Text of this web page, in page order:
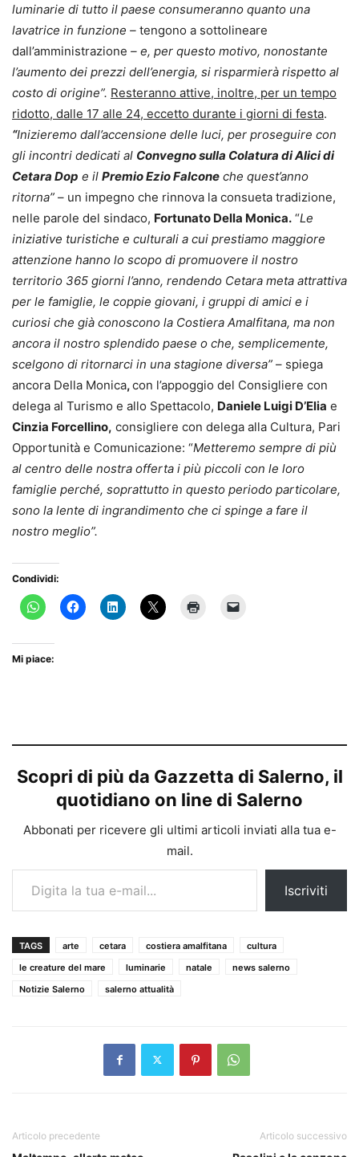
luminarie di tutto il paese consumeranno quanto una
lavatrice in funzione – tengono a sottolineare
dall’amministrazione – e, per questo motivo, nonostante
l’aumento dei prezzi dell’energia, si risparmierà rispetto al
costo di origine”. Resteranno attive, inoltre, per un tempo
ridotto, dalle 17 alle 24, eccetto durante i giorni di festa.
“Inizieremo dall’accensione delle luci, per proseguire con
gli incontri dedicati al Convegno sulla Colatura di Alici di
Cetara Dop e il Premio Ezio Falcone che quest’anno
ritorna” – un impegno che rinnova la consueta tradizione,
nelle parole del sindaco, Fortunato Della Monica. “Le
iniziative turistiche e culturali a cui prestiamo maggiore
attenzione hanno lo scopo di promuovere il nostro
territorio 365 giorni l’anno, rendendo Cetara meta attrattiva
per le famiglie, le coppie giovani, i gruppi di amici e i
curiosi che già conoscono la Costiera Amalfitana, ma non
ancora il nostro splendido paese o che, semplicemente,
scelgono di ritornarci in una stagione diversa” – spiega
ancora Della Monica,con l’appoggio del Consigliere con
delega al Turismo e allo Spettacolo, Daniele Luigi D’Elia e
Cinzia Forcellino, consigliere con delega alla Cultura, Pari
Opportunità e Comunicazione: “Metteremo sempre di più
al centro delle nostra offerta i più piccoli con le loro
famiglie perché, soprattutto in questo periodo particolare,
sono la lente di ingrandimento che ci spinge a fare il
nostro meglio”.
Condividi:
Mi piace:
Scopri di più da Gazzetta di Salerno, il
quotidiano on line di Salerno
Abbonati per ricevere gli ultimi articoli inviati alla tua e-
mail.
Digita la tua e-mail...
Iscriviti
TAGS arte cetara costiera amalfitana
cultura
le creature del mare
luminarie natale
news salerno
Notizie Salerno
salerno attualità
Articolo precedente Articolo successivo